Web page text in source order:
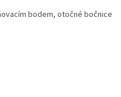
bodem, otočné bočnice